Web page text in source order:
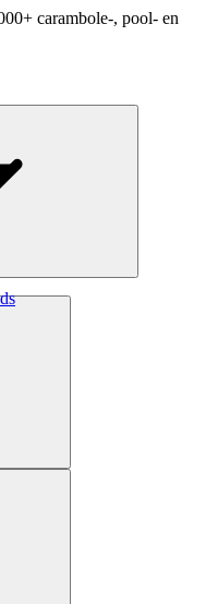
carambole-, pool- en